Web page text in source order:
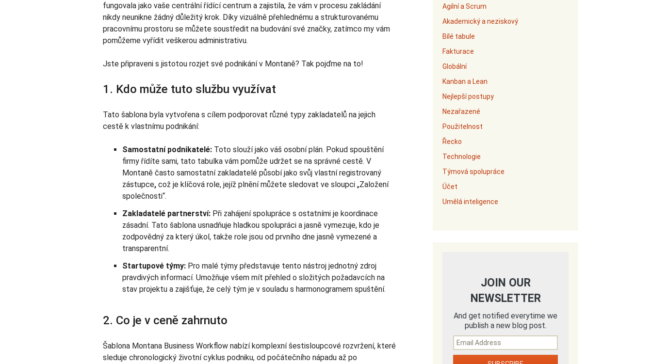
fungovala jako vaše centrální řídící centrum a zajistila, že vám v procesu zakládání
nikdy neunikne žádný důležitý krok. Díky vizuálně přehlednému a strukturovanému
pracovnímu prostoru se můžete soustředit na budování své značky, zatímco my vám
pomůžeme vyřídit veškerou administrativu.
Jste připraveni s jistotou rozjet své podnikání v Montaně? Tak pojďme na to!
1. Kdo může tuto službu využívat
Tato šablona byla vytvořena s cílem podporovat různé typy zakladatelů na jejich
cestě k vlastnímu podnikání:
Samostatní podnikatelé: Toto slouží jako váš osobní plán. Pokud spouštění
firmy řídíte sami, tato tabulka vám pomůže udržet se na správné cestě. V
Montaně často samostatní zakladatelé působí jako svůj vlastní registrovaný
zástupce, což je klíčová role, jejíž plnění můžete sledovat ve sloupci „Založení
společnosti“.
Zakladatelé partnerství: Při zahájení spolupráce s ostatními je koordinace
zásadní. Tato šablona usnadňuje hladkou spolupráci a jasně vymezuje, kdo je
zodpovědný za který úkol, takže role jsou od prvního dne jasně vymezené a
transparentní.
Startupové týmy: Pro malé týmy představuje tento nástroj jednotný zdroj
pravdivých informací. Umožňuje všem mít přehled o složitých požadavcích na
stav projektu a zajišťuje, že celý tým je v souladu s harmonogramem spuštění.
2. Co je v ceně zahrnuto
Šablona Montana Business Workflow nabízí komplexní šestisloupcové rozvržení, které
sleduje chronologický životní cyklus podniku, od počátečního nápadu až po
Agilní a Scrum
Akademický a neziskový
Bílé tabule
Fakturace
Globální
Kanban a Lean
Nejlepší postupy
Nezařazené
Použitelnost
Řecko
Technologie
Týmová spolupráce
Účet
Umělá inteligence
JOIN OUR
NEWSLETTER
And get notified everytime we
publish a new blog post.